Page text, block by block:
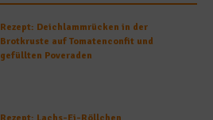
Rezept: Deichlammrücken in der
Brotkruste auf Tomatenconfit und
gefüllten Poveraden